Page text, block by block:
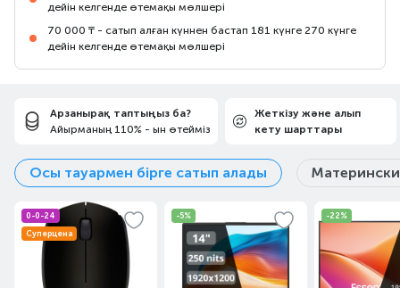
дейін келгенде өтемақы мөлшері
70 000 ₸ - сатып алған күннен бастап 181 күнге 270 күнге
дейін келгенде өтемақы мөлшері
Арзанырақ таптыңыз ба?
Айырманың 110% - ын өтейміз
Жеткізу және алып
кету шарттары
Осы тауармен бірге сатып алады
0-0-24
Суперцена
-5% -22%